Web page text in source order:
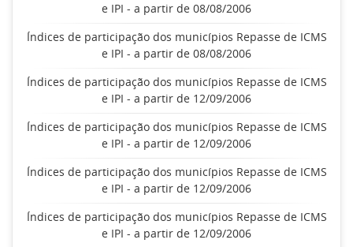
e IPI - a partir de 08/08/2006
Índices de participação dos municípios Repasse de ICMS
e IPI - a partir de 08/08/2006
Índices de participação dos municípios Repasse de ICMS
e IPI - a partir de 12/09/2006
Índices de participação dos municípios Repasse de ICMS
e IPI - a partir de 12/09/2006
Índices de participação dos municípios Repasse de ICMS
e IPI - a partir de 12/09/2006
Índices de participação dos municípios Repasse de ICMS
e IPI - a partir de 12/09/2006